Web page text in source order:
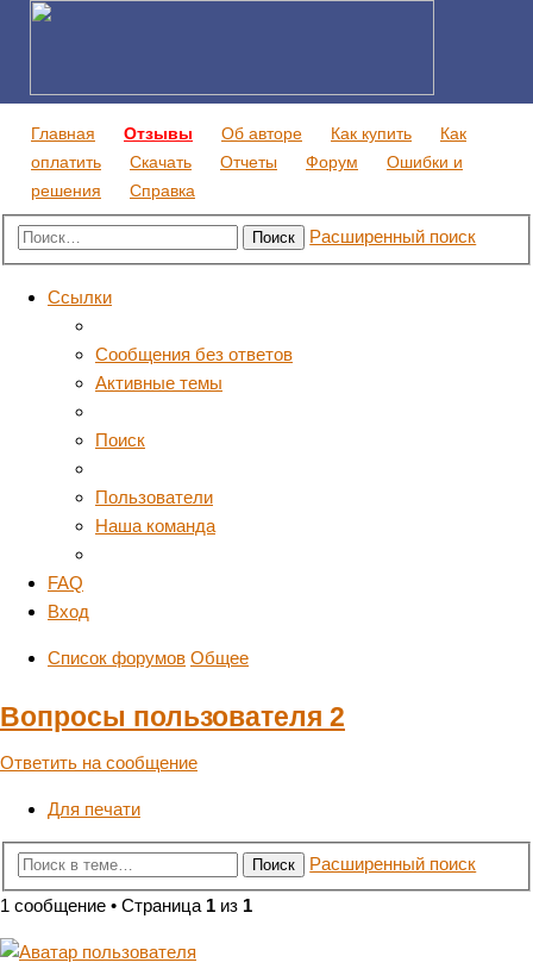
Главная Отзывы Об авторе Как купить
Как
оплатить
Скачать Отчеты Форум
Ошибки и
решения
Справка
Поиск Расширенный поиск
Ссылки
Сообщения без ответов
Активные темы
Поиск
Пользователи
Наша команда
FAQ
Вход
Список форумов Общее
Вопросы пользователя 2
Ответить на сообщение
Для печати
Поиск Расширенный поиск
1 сообщение • Страница 1 из 1